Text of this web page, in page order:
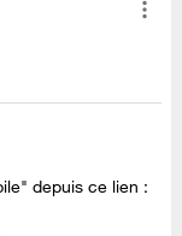
depuis ce lien :